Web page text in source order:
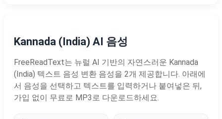
Kannada (India) AI 음성
FreeReadText는 뉴럴 AI 기반의 자연스러운 Kannada
(India) 텍스트 음성 변환 음성을 2개 제공합니다. 아래에
서 음성을 선택하고 텍스트를 입력하거나 붙여넣은 뒤,
가입 없이 무료로 MP3로 다운로드하세요.